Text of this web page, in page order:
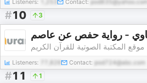
Listeners: Contact: pod835@yahoo.com
#10 3
موقع المكتبة الصوتية للقرآن الكريم
Listeners: Contact: pod724@abc.com
#11 1